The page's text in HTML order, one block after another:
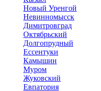
Новый Уренгой
Невинномысск
Димитровград
Октябрьский
Долгопрудный
Ессентуки
Камышин
Муром
Жуковский
Евпатория